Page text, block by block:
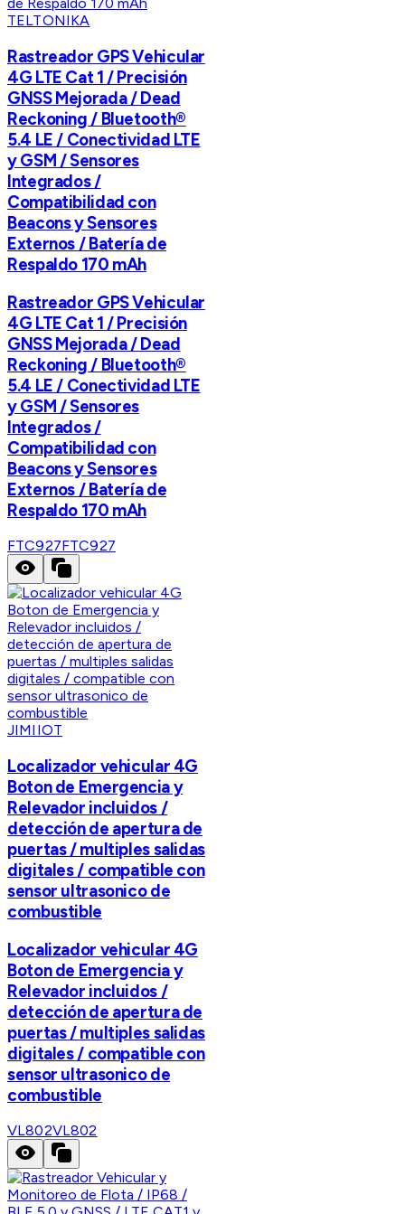
TELTONIKA
Rastreador GPS Vehicular
4G LTE Cat 1 / Precisión
GNSS Mejorada / Dead
Reckoning / Bluetooth®
5.4 LE / Conectividad LTE
y GSM / Sensores
Integrados /
Compatibilidad con
Beacons y Sensores
Externos / Batería de
Respaldo 170 mAh
Rastreador GPS Vehicular
4G LTE Cat 1 / Precisión
GNSS Mejorada / Dead
Reckoning / Bluetooth®
5.4 LE / Conectividad LTE
y GSM / Sensores
Integrados /
Compatibilidad con
Beacons y Sensores
Externos / Batería de
Respaldo 170 mAh
FTC927FTC927
JIMIIOT
Localizador vehicular 4G
Boton de Emergencia y
Relevador incluidos /
detección de apertura de
puertas / multiples salidas
digitales / compatible con
sensor ultrasonico de
combustible
Localizador vehicular 4G
Boton de Emergencia y
Relevador incluidos /
detección de apertura de
puertas / multiples salidas
digitales / compatible con
sensor ultrasonico de
combustible
VL802VL802